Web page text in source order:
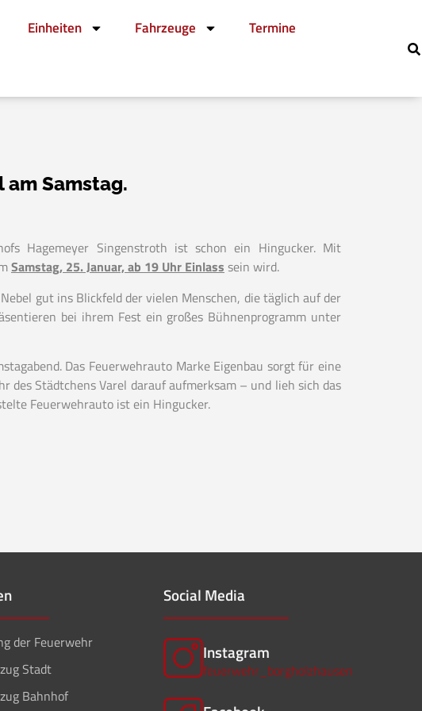
Einheiten Fahrzeuge
Termine
Samstag.
Hagemeyer Singenstroth ist schon ein Hingucker. Mit
Samstag, 25. Januar, ab 19 Uhr Einlass sein wird.
gut ins Blickfeld der vielen Menschen, die täglich auf der
bei ihrem Fest ein großes Bühnenprogramm unter
Das Feuerwehrauto Marke Eigenbau sorgt für eine
des Städtchens Varel darauf aufmerksam – und lieh sich das
Feuerwehrauto ist ein Hingucker.
der Feuerwehr
Stadt
Bahnhof
Social Media
Instagram
feuerwehr_borgholzhausen